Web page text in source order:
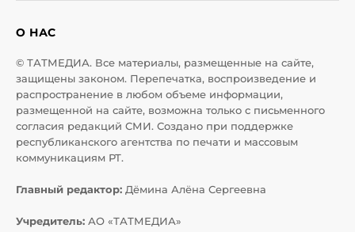
О НАС
© ТАТМЕДИА. Все материалы, размещенные на сайте,
защищены законом. Перепечатка, воспроизведение и
распространение в любом объеме информации,
размещенной на сайте, возможна только с письменного
согласия редакций СМИ. Создано при поддержке
республиканского агентства по печати и массовым
коммуникациям РТ.
Главный редактор: Дёмина Алёна Сергеевна
Учредитель: АО «ТАТМЕДИА»